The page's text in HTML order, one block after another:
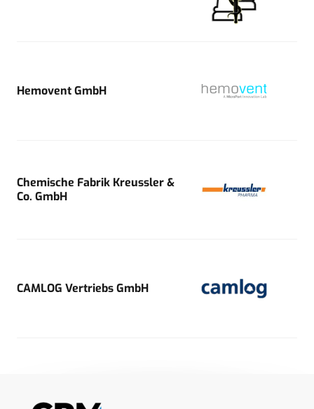
Hemovent GmbH
Chemische Fabrik Kreussler &
Co. GmbH
CAMLOG Vertriebs GmbH